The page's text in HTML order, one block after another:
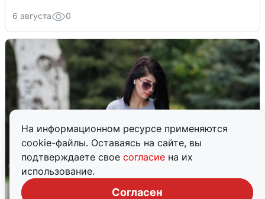
На информационном ресурсе применяются
cookie-файлы. Оставаясь на сайте, вы
подтверждаете свое согласие на их
использование.
Согласен
6 августа 0